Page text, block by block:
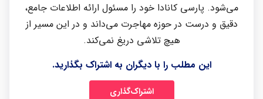
می‌شود. پارسی کانادا خود را مسئول ارائه اطلاعات جامع،
دقیق و درست در حوزه مهاجرت می‌داند و در این مسیر از
هیچ تلاشی دریغ نمی‌کند.
این مطلب را با دیگران به اشتراک بگذارید.
اشتراک‌گذاری